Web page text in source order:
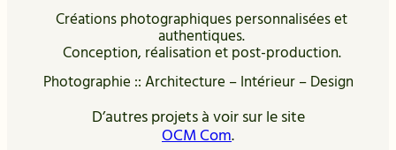
Créations photographiques personnalisées et
authentiques.
Conception, réalisation et post-production.
Photographie :: Architecture – Intérieur – Design
D’autres projets à voir sur le site
OCM Com.